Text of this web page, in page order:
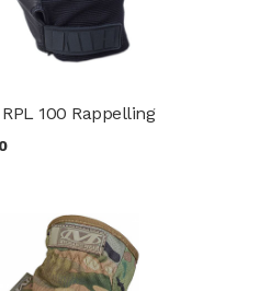
100 Rappelling